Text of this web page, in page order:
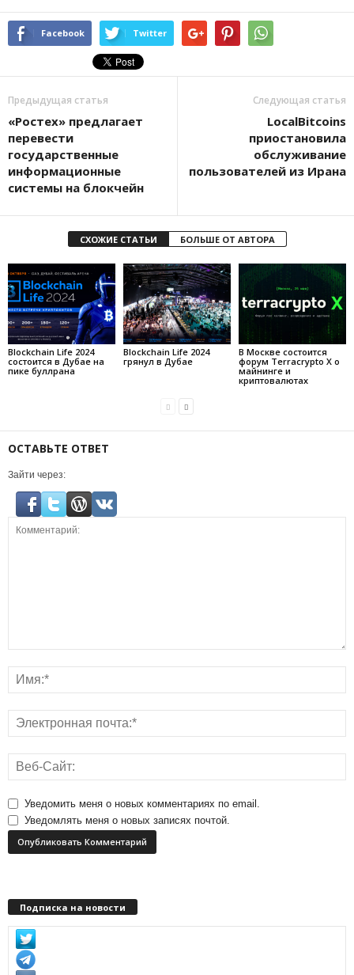
Facebook Twitter
Предыдущая статья
«Ростех» предлагает
перевести
государственные
информационные
системы на блокчейн
Следующая статья
LocalBitcoins
приостановила
обслуживание
пользователей из Ирана
СХОЖИЕ СТАТЬИ БОЛЬШЕ ОТ АВТОРА
Blockchain Life 2024
состоится в Дубае на
пике буллрана
Blockchain Life 2024
грянул в Дубае
В Москве состоится
форум Terracrypto X о
майнинге и
криптовалютах
ОСТАВЬТЕ ОТВЕТ
Зайти через:
Уведомить меня о новых комментариях по email.
Уведомлять меня о новых записях почтой.
Подписка на новости